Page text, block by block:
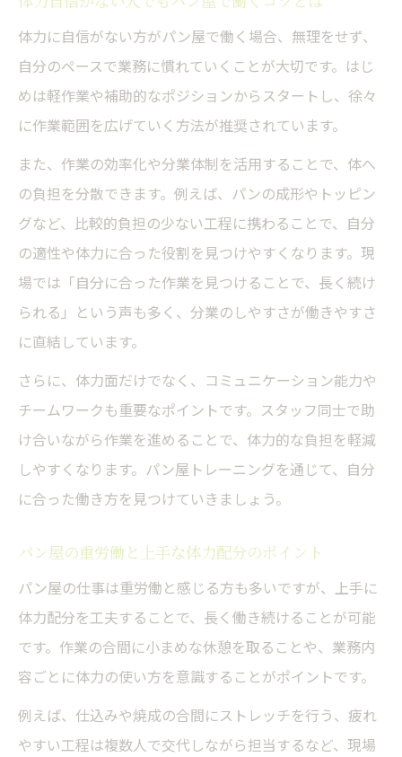
体力に自信がない方がパン屋で働く場合、無理をせず、
自分のペースで業務に慣れていくことが大切です。はじ
めは軽作業や補助的なポジションからスタートし、徐々
に作業範囲を広げていく方法が推奨されています。
また、作業の効率化や分業体制を活用することで、体へ
の負担を分散できます。例えば、パンの成形やトッピン
グなど、比較的負担の少ない工程に携わることで、自分
の適性や体力に合った役割を見つけやすくなります。現
場では「自分に合った作業を見つけることで、長く続け
られる」という声も多く、分業のしやすさが働きやすさ
に直結しています。
さらに、体力面だけでなく、コミュニケーション能力や
チームワークも重要なポイントです。スタッフ同士で助
け合いながら作業を進めることで、体力的な負担を軽減
しやすくなります。パン屋トレーニングを通じて、自分
に合った働き方を見つけていきましょう。
パン屋の重労働と上手な体力配分のポイント
パン屋の仕事は重労働と感じる方も多いですが、上手に
体力配分を工夫することで、長く働き続けることが可能
です。作業の合間に小まめな休憩を取ることや、業務内
容ごとに体力の使い方を意識することがポイントです。
例えば、仕込みや焼成の合間にストレッチを行う、疲れ
やすい工程は複数人で交代しながら担当するなど、現場